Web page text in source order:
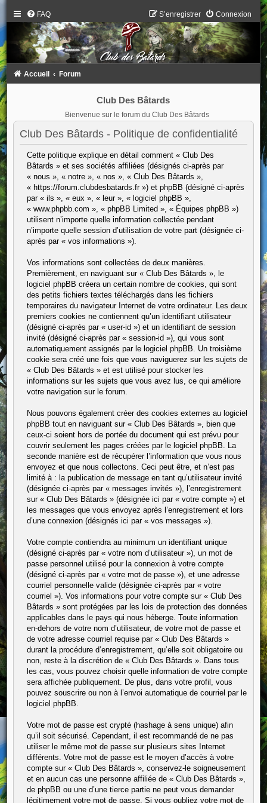
FAQ Connexion
S’enregistrer
Accueil Forum
Club Des Bâtards
Bienvenue sur le forum du Club Des Bâtards
Club Des Bâtards - Politique de confidentialité
Cette politique explique en détail comment « Club Des
Bâtards » et ses sociétés affiliées (désignés ci-après par
« nous », « notre », « nos », « Club Des Bâtards »,
« https://forum.clubdesbatards.fr ») et phpBB (désigné ci-après
par « ils », « eux », « leur », « logiciel phpBB »,
« www.phpbb.com », « phpBB Limited », « Équipes phpBB »)
utilisent n’importe quelle information collectée pendant
n’importe quelle session d’utilisation de votre part (désignée ci-
après par « vos informations »).
Vos informations sont collectées de deux manières.
Premièrement, en naviguant sur « Club Des Bâtards », le
logiciel phpBB créera un certain nombre de cookies, qui sont
des petits fichiers textes téléchargés dans les fichiers
temporaires du navigateur Internet de votre ordinateur. Les deux
premiers cookies ne contiennent qu’un identifiant utilisateur
(désigné ci-après par « user-id ») et un identifiant de session
invité (désigné ci-après par « session-id »), qui vous sont
automatiquement assignés par le logiciel phpBB. Un troisième
cookie sera créé une fois que vous naviguerez sur les sujets de
« Club Des Bâtards » et est utilisé pour stocker les
informations sur les sujets que vous avez lus, ce qui améliore
votre navigation sur le forum.
Nous pouvons également créer des cookies externes au logiciel
phpBB tout en naviguant sur « Club Des Bâtards », bien que
ceux-ci soient hors de portée du document qui est prévu pour
couvrir seulement les pages créées par le logiciel phpBB. La
seconde manière est de récupérer l’information que vous nous
envoyez et que nous collectons. Ceci peut être, et n’est pas
limité à : la publication de message en tant qu’utilisateur invité
(désignée ci-après par « messages invités »), l’enregistrement
sur « Club Des Bâtards » (désignée ici par « votre compte ») et
les messages que vous envoyez après l’enregistrement et lors
d’une connexion (désignés ici par « vos messages »).
Votre compte contiendra au minimum un identifiant unique
(désigné ci-après par « votre nom d’utilisateur »), un mot de
passe personnel utilisé pour la connexion à votre compte
(désigné ci-après par « votre mot de passe »), et une adresse
courriel personnelle valide (désignée ci-après par « votre
courriel »). Vos informations pour votre compte sur « Club Des
Bâtards » sont protégées par les lois de protection des données
applicables dans le pays qui nous héberge. Toute information
en-dehors de votre nom d’utilisateur, de votre mot de passe et
de votre adresse courriel requise par « Club Des Bâtards »
durant la procédure d’enregistrement, qu’elle soit obligatoire ou
non, reste à la discrétion de « Club Des Bâtards ». Dans tous
les cas, vous pouvez choisir quelle information de votre compte
sera affichée publiquement. De plus, dans votre profil, vous
pouvez souscrire ou non à l’envoi automatique de courriel par le
logiciel phpBB.
Votre mot de passe est crypté (hashage à sens unique) afin
qu’il soit sécurisé. Cependant, il est recommandé de ne pas
utiliser le même mot de passe sur plusieurs sites Internet
différents. Votre mot de passe est le moyen d’accès à votre
compte sur « Club Des Bâtards », conservez-le soigneusement
et en aucun cas une personne affiliée de « Club Des Bâtards »,
de phpBB ou une d’une tierce partie ne peut vous demander
légitimement votre mot de passe. Si vous oubliez votre mot de